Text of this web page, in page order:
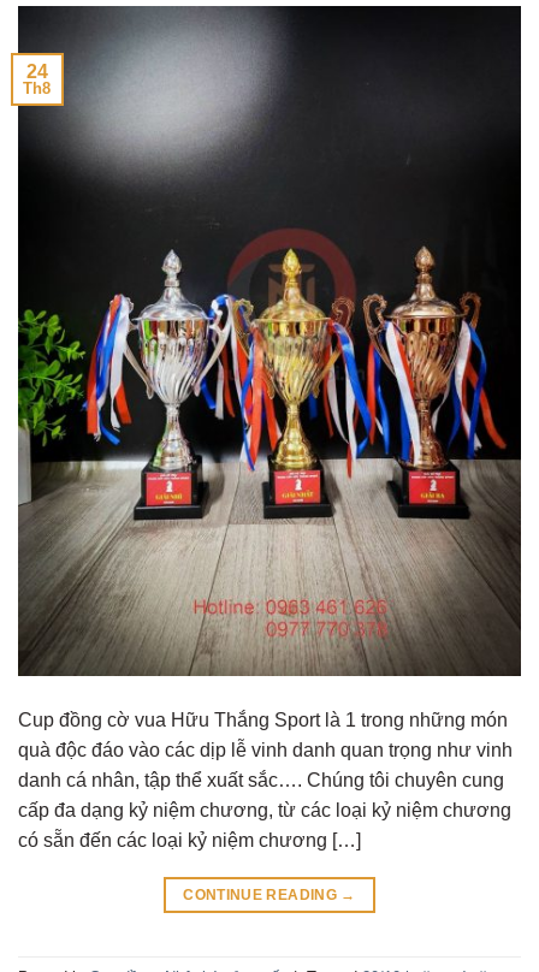
24
Th8
Cup đồng cờ vua Hữu Thắng Sport là 1 trong những món
quà độc đáo vào các dịp lễ vinh danh quan trọng như vinh
danh cá nhân, tập thể xuất sắc…. Chúng tôi chuyên cung
cấp đa dạng kỷ niệm chương, từ các loại kỷ niệm chương
có sẵn đến các loại kỷ niệm chương […]
CONTINUE READING →